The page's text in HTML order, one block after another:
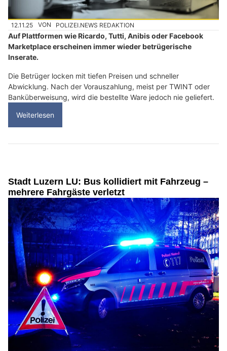
12.11.25 VON POLIZEI.NEWS REDAKTION
Auf Plattformen wie Ricardo, Tutti, Anibis oder Facebook
Marketplace erscheinen immer wieder betrügerische
Inserate.
Die Betrüger locken mit tiefen Preisen und schneller
Abwicklung. Nach der Vorauszahlung, meist per TWINT oder
Banküberweisung, wird die bestellte Ware jedoch nie geliefert.
Weiterlesen
Stadt Luzern LU: Bus kollidiert mit Fahrzeug –
mehrere Fahrgäste verletzt